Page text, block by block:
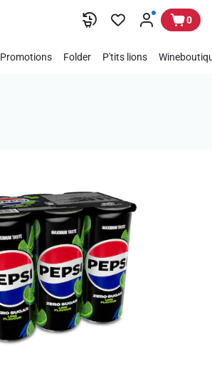
0
Promotions Folder P'tits lions